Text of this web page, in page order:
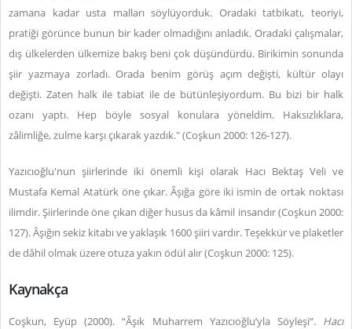
zamana kadar usta malları söylüyorduk. Oradaki tatbikatı, teoriyi,
pratiği görünce bunun bir kader olmadığını anladık. Oradaki çalışmalar,
dış ülkelerden ülkemize bakış beni çok düşündürdü. Birikimin sonunda
şiir yazmaya zorladı. Orada benim görüş açım değişti, kültür olayı
değişti. Zaten halk ile tabiat ile de bütünleşiyordum. Bu bizi bir halk
ozanı yaptı. Hep böyle sosyal konulara yöneldim. Haksızlıklara,
zâlimliğe, zulme karşı çıkarak yazdık."(Coşkun 2000: 126-127).
Yazıcıoğlu'nun şiirlerinde iki önemli kişi olarak Hacı Bektaş Veli ve
Mustafa Kemal Atatürk öne çıkar. Âşığa göre iki ismin de ortak noktası
ilimdir. Şiirlerinde öne çıkan diğer husus da kâmil insandır (Coşkun 2000:
127). Âşığın sekiz kitabı ve yaklaşık 1600 şiiri vardır. Teşekkür ve plaketler
de dâhil olmak üzere otuza yakın ödül alır (Coşkun 2000: 125).
Kaynakça
Coşkun, Eyüp (2000). “Âşık Muharrem Yazıcıoğlu’yla Söyleşi”. Hacı